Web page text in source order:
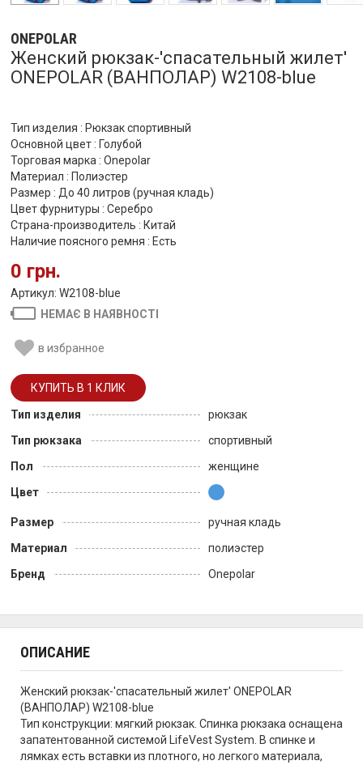
ONEPOLAR
Женский рюкзак-'спасательный жилет'
ONEPOLAR (ВАНПОЛАР) W2108-blue
Тип изделия : Рюкзак спортивный
Основной цвет : Голубой
Торговая марка : Onepolar
Материал : Полиэстер
Размер : До 40 литров (ручная кладь)
Цвет фурнитуры : Серебро
Страна-производитель : Китай
Наличие поясного ремня : Есть
0 грн.
Артикул: W2108-blue
НЕМАЄ В НАЯВНОСТІ
в избранное
Тип изделия
рюкзак
Тип рюкзака
спортивный
Пол
женщине
Цвет
Размер
ручная кладь
Материал
полиэстер
Бренд
Onepolar
ОПИСАНИЕ
Женский рюкзак-'спасательный жилет' ONEPOLAR
(ВАНПОЛАР) W2108-blue
Тип конструкции: мягкий рюкзак. Спинка рюкзака оснащена
запатентованной системой LifeVest System. В спинке и
лямках есть вставки из плотного, но легкого материала,